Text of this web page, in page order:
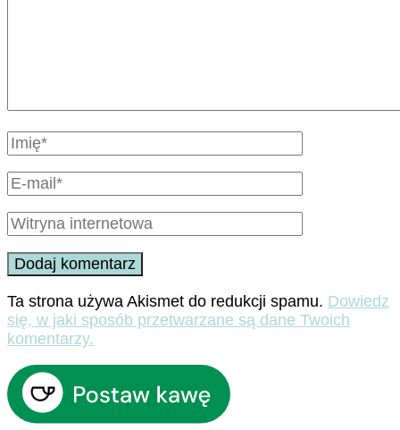
Ta strona używa Akismet do redukcji spamu. Dowiedz
się, w jaki sposób przetwarzane są dane Twoich
komentarzy.